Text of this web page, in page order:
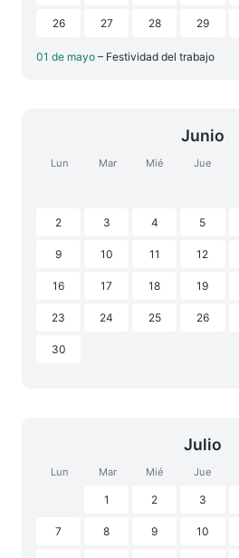
26 27 28 29
01 de mayo – Festividad del trabajo
Junio
Lun Mar Mié Jue
2 3 4 5
9 10 11 12
16 17 18 19
23 24 25 26
30
Julio
Lun Mar Mié Jue
1 2 3
7 8 9 10